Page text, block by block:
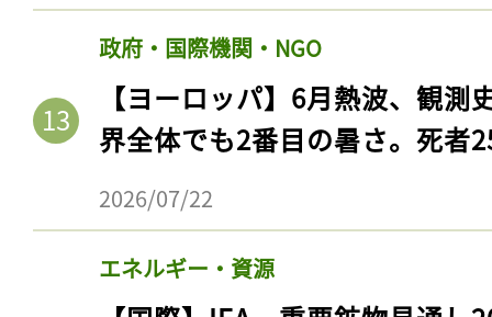
政府・国際機関・NGO
【ヨーロッパ】6月熱波、観
界全体でも2番目の暑さ。死者
2026/07/22
エネルギー・資源